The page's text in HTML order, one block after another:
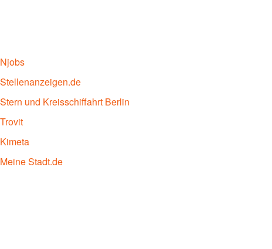
Njobs
Stellenanzeigen.de
Stern und Kreisschiffahrt Berlin
Trovit
Kimeta
Meine Stadt.de